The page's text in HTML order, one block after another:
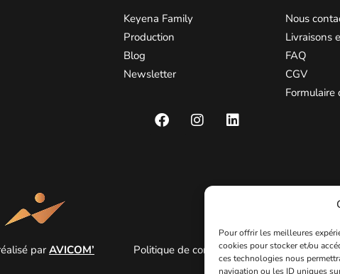
Pour offrir les meilleures
cookies pour stocker et/ou
ces technologies nous
navigation ou les ID uniques
Keyena Family
Production
Blog
Newsletter
Nous
Livraisons
FAQ
CGV
Formulaire
par AVICOM’ Politique de confidentialité